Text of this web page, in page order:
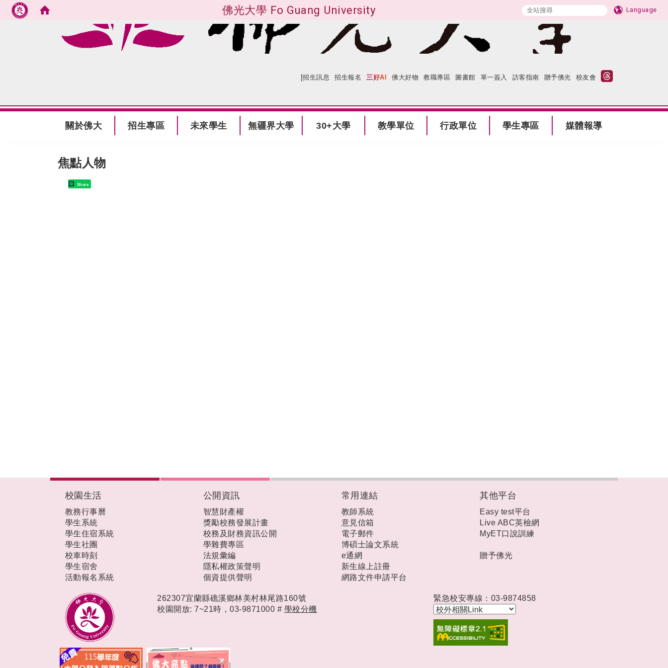
佛光大學 Fo Guang University Language
跳到主要內容
|招生訊息 招生報名 三好AI 佛大好物 教職專區 圖書館 單一簽入 訪客指南 贈予佛光 校友會
關於佛大 招生專區 未來學生 無疆界大學 30+大學 教學單位 行政單位 學生專區 媒體報導
焦點人物
Share
校園生活
教務行事曆
學生系統
學生住宿系統
學生社團
校車時刻
學生宿舍
活動報名系統
公開資訊
智慧財產權
獎勵校務發展計畫
校務及財務資訊公開
學雜費專區
法規彙編
隱私權政策聲明
個資提供聲明
常用連結
教師系統
意見信箱
電子郵件
博碩士論文系統
e通網
新生線上註冊
網路文件申請平台
其他平台
Easy test平台
Live ABC英檢網
MyET口說訓練
贈予佛光
262307宜蘭縣礁溪鄉林美村林尾路160號
校園開放: 7~21時，03-9871000 # 學校分機
緊急校安專線：03-9874858